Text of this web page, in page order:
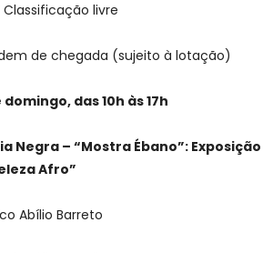
livre
de chegada (sujeito à lotação)
domingo, das 10h às 17h
Negra – “Mostra Ébano”: Exposição
Afro”
Abílio Barreto